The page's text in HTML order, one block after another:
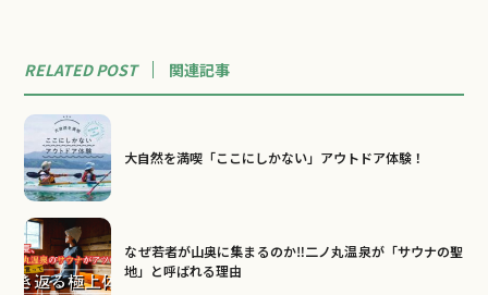
RELATED POST 関連記事
大自然を満喫「ここにしかない」アウトドア体験！
なぜ若者が山奥に集まるのか‼二ノ丸温泉が「サウナの聖
地」と呼ばれる理由